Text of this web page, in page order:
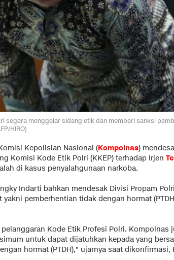
segera menggelar sidang etik dan memberi sanksi
HIRO)
Kepolisian Nasional (Kompolnas)
Komisi Kode Etik Polri (KKEP) terhadap Irjen
di kasus penyalahgunaan narkoba.
Indarti bahkan mendesak Divisi Propam
pemberhentian tidak dengan hormat
Kode Etik Profesi Polri. Kompolnas
untuk dapat dijatuhkan kepada yang
hormat (PTDH)," ujarnya saat dikonfirmasi,